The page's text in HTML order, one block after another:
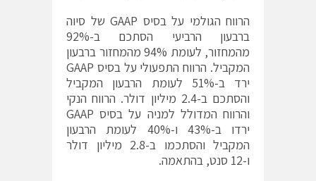
הרווח הגולמי על בסיס GAAP של סיוה
ברבעון הרביעי הסתכם ב-92%
מהמחזור, לעומת 94% מהמחזור ברבעון
המקביל. הרווח התפעולי על בסיס GAAP
ירד ב-51% לעומת הרבעון המקביל
והסתכם ב-2.4 מיליון דולר. הרווח הנקי
והרווח המדולל למניה על בסיס GAAP
ירדו ב-43% ו-40% לעומת הרבעון
המקביל והסתכמו ב-2.8 מיליון דולר
ו-12 סנט, בהתאמה.